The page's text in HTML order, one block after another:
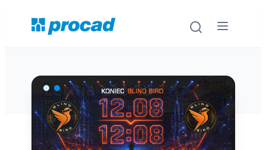
Oprogramowanie